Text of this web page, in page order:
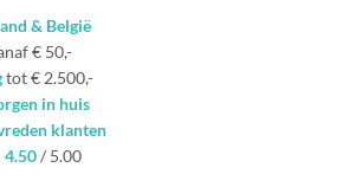
& België
€ 50,-
tot € 2.500,-
in huis
klanten
4.50/ 5.00